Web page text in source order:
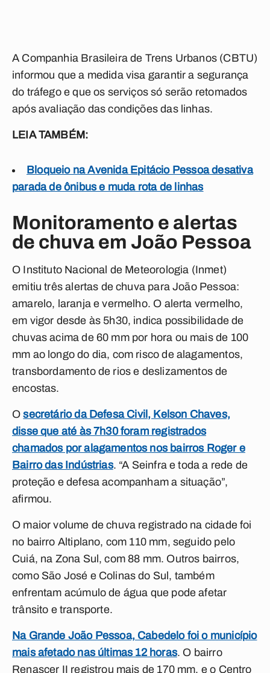
A Companhia Brasileira de Trens Urbanos (CBTU)
informou que a medida visa garantir a segurança
do tráfego e que os serviços só serão retomados
após avaliação das condições das linhas.
LEIA TAMBÉM:
Bloqueio na Avenida Epitácio Pessoa desativa
parada de ônibus e muda rota de linhas
Monitoramento e alertas
de chuva em João Pessoa
O Instituto Nacional de Meteorologia (Inmet)
emitiu três alertas de chuva para João Pessoa:
amarelo, laranja e vermelho. O alerta vermelho,
em vigor desde às 5h30, indica possibilidade de
chuvas acima de 60 mm por hora ou mais de 100
mm ao longo do dia, com risco de alagamentos,
transbordamento de rios e deslizamentos de
encostas.
O secretário da Defesa Civil, Kelson Chaves,
disse que até às 7h30 foram registrados
chamados por alagamentos nos bairros Roger e
Bairro das Indústrias. “A Seinfra e toda a rede de
proteção e defesa acompanham a situação”,
afirmou.
O maior volume de chuva registrado na cidade foi
no bairro Altiplano, com 110 mm, seguido pelo
Cuiá, na Zona Sul, com 88 mm. Outros bairros,
como São José e Colinas do Sul, também
enfrentam acúmulo de água que pode afetar
trânsito e transporte.
Na Grande João Pessoa, Cabedelo foi o município
mais afetado nas últimas 12 horas. O bairro
Renascer II registrou mais de 170 mm, e o Centro